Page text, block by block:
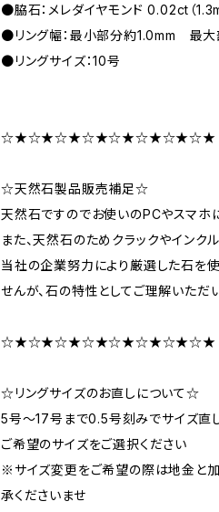
●脇石：メレダイヤモンド 0.02ct（
●リング幅：最小部分約1.0mm 最
●リングサイズ：10号
☆★☆★☆★☆★☆★☆★☆★☆★
☆天然石製品販売補足☆
天然石ですのでお使いのPCやスマホ
また、天然石のためクラックやインク
当社の企業努力により厳選した石を
せんが、石の特性としてご理解いただ
☆★☆★☆★☆★☆★☆★☆★☆★
☆リングサイズのお直しについて☆
5号～17号まで0.5号刻みでサイズ直
ご希望のサイズをご選択ください
※サイズ変更をご希望の際は地金と
承くださいませ